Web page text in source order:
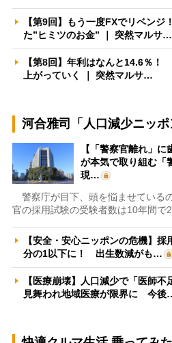
【第9回】もう一度FXでリベン
た”ヒミツのお金” ｜ 突然マルサ…
【第8回】年利はなんと14.6％
上がっていく ｜ 突然マルサ…
河合雅司「人口減少ニッポ
【「警察官離れ」
が本気で取り組む
現…
警察庁が目下、頭を悩ませている
官の採用試験の受験者数は10年間で
【安全・安心ニッポンの危機】
分の1以下に！ 出生数減がも…
【医療崩壊】人口減少で「医師
見舞われ地域医療が限界に 今後